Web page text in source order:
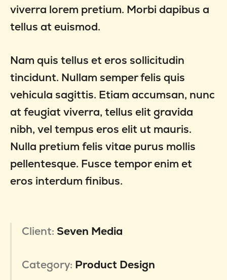
viverra lorem pretium. Morbi dapibus a
tellus at euismod.
Nam quis tellus et eros sollicitudin
tincidunt. Nullam semper felis quis
vehicula sagittis. Etiam accumsan, nunc
at feugiat viverra, tellus elit gravida
nibh, vel tempus eros elit ut mauris.
Nulla pretium felis vitae purus mollis
pellentesque. Fusce tempor enim et
eros interdum finibus.
Client: Seven Media
Category: Product Design